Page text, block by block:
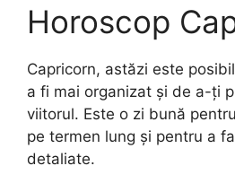
Horoscop
Capricorn, astăzi este
a fi mai organizat și de a-ți
viitorul. Este o zi bună
pe termen lung și pentru a
detaliate.